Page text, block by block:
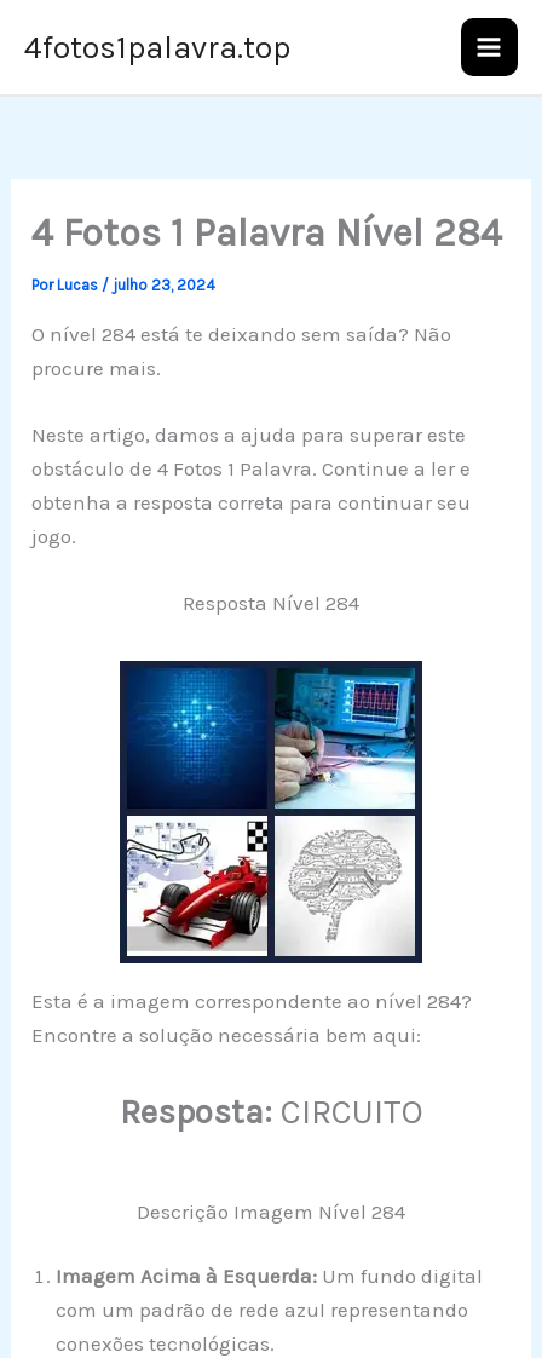
para4fotos1palavra.top
4 Fotos 1 Palavra Nível 284
PorLucas / julho 23, 2024
O nível 284 está te deixando sem saída? Não
procure mais.
Neste artigo, damos a ajuda para superar este
obstáculo de 4 Fotos 1 Palavra. Continue a ler e
obtenha a resposta correta para continuar seu
jogo.
Resposta Nível 284
Esta é a imagem correspondente ao nível 284?
Encontre a solução necessária bem aqui:
Resposta: CIRCUITO
Descrição Imagem Nível 284
Imagem Acima à Esquerda: Um fundo digital
com um padrão de rede azul representando
conexões tecnológicas.